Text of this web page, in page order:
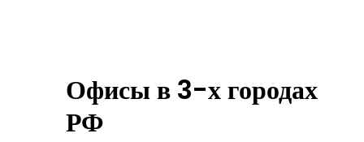
Офисы в 3-х городах
РФ